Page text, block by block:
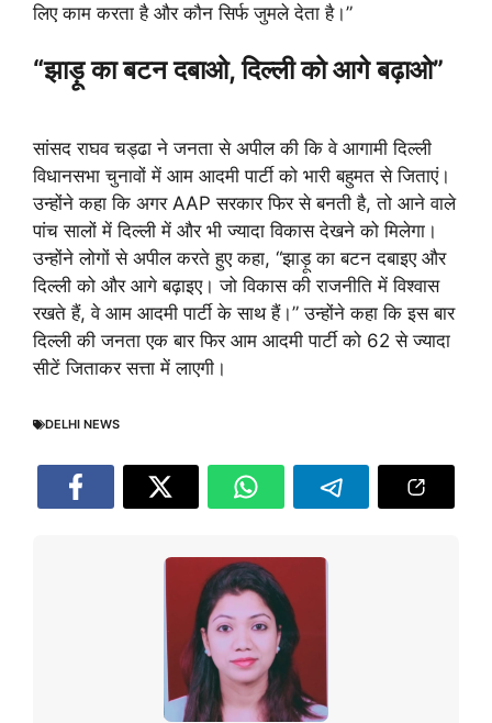
लिए काम करता है और कौन सिर्फ जुमले देता है।”
“झाड़ू का बटन दबाओ, दिल्ली को आगे बढ़ाओ”
सांसद राघव चड्ढा ने जनता से अपील की कि वे आगामी दिल्ली
विधानसभा चुनावों में आम आदमी पार्टी को भारी बहुमत से जिताएं।
उन्होंने कहा कि अगर AAP सरकार फिर से बनती है, तो आने वाले
पांच सालों में दिल्ली में और भी ज्यादा विकास देखने को मिलेगा।
उन्होंने लोगों से अपील करते हुए कहा, “झाड़ू का बटन दबाइए और
दिल्ली को और आगे बढ़ाइए। जो विकास की राजनीति में विश्वास
रखते हैं, वे आम आदमी पार्टी के साथ हैं।” उन्होंने कहा कि इस बार
दिल्ली की जनता एक बार फिर आम आदमी पार्टी को 62 से ज्यादा
सीटें जिताकर सत्ता में लाएगी।
DELHI NEWS